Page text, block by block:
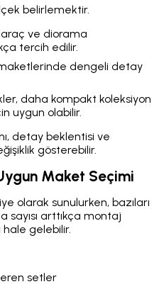
belirlemektir.
araç ve diorama
tercih edilir.
dengeli detay
daha kompakt koleksiyon
uygun olabilir.
detay beklentisi ve
gösterebilir.
Maket Seçimi
olarak sunulurken, bazıları
sayısı arttıkça montaj
gelebilir.
setler